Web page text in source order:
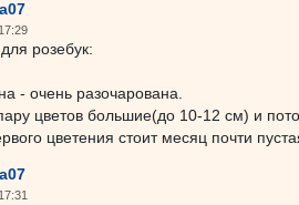
розебук:
- очень разочарована.
цветов большие(до 10-12 см) и
цветения стоит месяц почти